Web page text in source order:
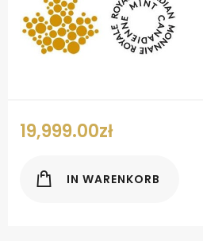
19,999.00zł
IN WARENKORB